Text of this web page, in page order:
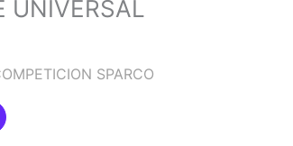
UNIVERSAL
SPARCO